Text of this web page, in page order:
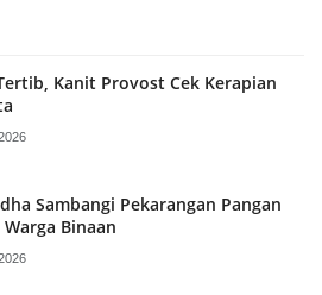
Kanit Provost Cek Kerapian
Sambangi Pekarangan Pangan
Binaan